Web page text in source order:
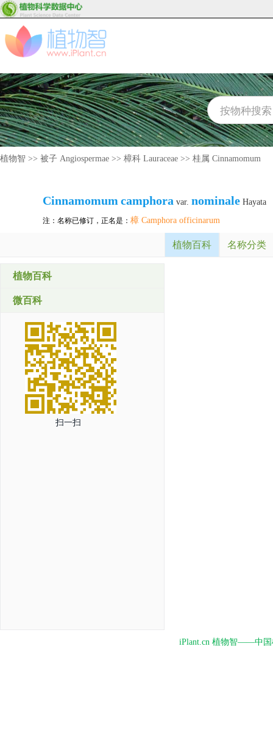
植物智 >> 被子 Angiospermae >> 樟科 Lauraceae >> 桂属 Cinnamomum
Cinnamomum camphora var. nominale Hayata
注：名称已修订，正名是： 樟 Camphora officinarum
植物百科 名称分类
植物百科
微百科
扫一扫
iPlant.cn 植物智——中国